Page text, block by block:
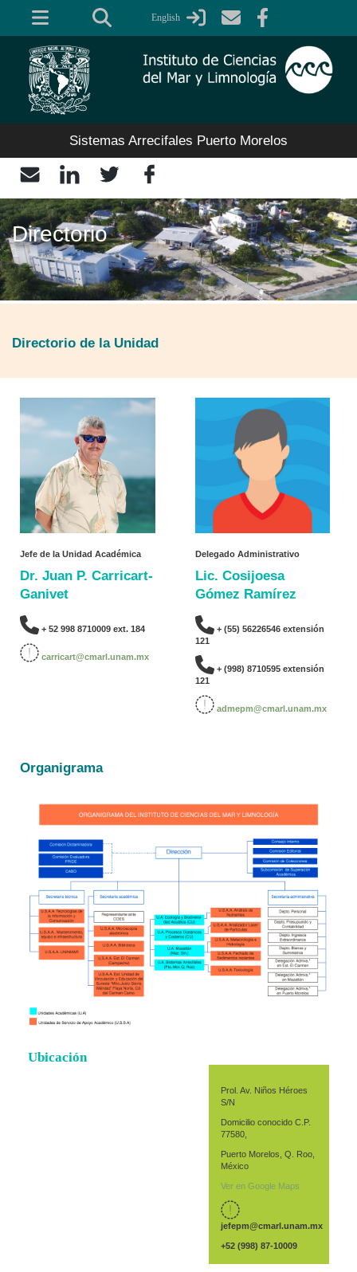
English
Sistemas Arrecifales Puerto Morelos
Directorio
Directorio de la Unidad
Jefe de la Unidad Académica
Dr. Juan P. Carricart-
Ganivet
+ 52 998 8710009 ext. 184
carricart@cmarl.unam.mx
Delegado Administrativo
Lic. Cosijoesa
Gómez Ramírez
+ (55) 56226546 extensión
121
+ (998) 8710595 extensión
121
admepm@cmarl.unam.mx
Organigrama
Ubicación
Prol. Av. Niños Héroes
S/N
Domicilio conocido C.P.
77580,
Puerto Morelos, Q. Roo,
México
Ver en Google Maps
jefepm@cmarl.unam.mx
+52 (998) 87-10009